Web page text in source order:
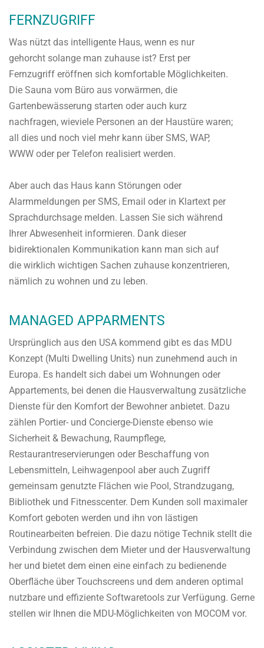
FERNZUGRIFF
Was nützt das intelligente Haus, wenn es nur
gehorcht solange man zuhause ist? Erst per
Fernzugriff eröffnen sich komfortable Möglichkeiten.
Die Sauna vom Büro aus vorwärmen, die
Gartenbewässerung starten oder auch kurz
nachfragen, wieviele Personen an der Haustüre waren;
all dies und noch viel mehr kann über SMS, WAP,
WWW oder per Telefon realisiert werden.
Aber auch das Haus kann Störungen oder
Alarmmeldungen per SMS, Email oder in Klartext per
Sprachdurchsage melden. Lassen Sie sich während
Ihrer Abwesenheit informieren. Dank dieser
bidirektionalen Kommunikation kann man sich auf
die wirklich wichtigen Sachen zuhause konzentrieren,
nämlich zu wohnen und zu leben.
MANAGED APPARMENTS
Ursprünglich aus den USA kommend gibt es das MDU
Konzept (Multi Dwelling Units) nun zunehmend auch in
Europa. Es handelt sich dabei um Wohnungen oder
Appartements, bei denen die Hausverwaltung zusätzliche
Dienste für den Komfort der Bewohner anbietet. Dazu
zählen Portier- und Concierge-Dienste ebenso wie
Sicherheit & Bewachung, Raumpflege,
Restaurantreservierungen oder Beschaffung von
Lebensmitteln, Leihwagenpool aber auch Zugriff
gemeinsam genutzte Flächen wie Pool, Strandzugang,
Bibliothek und Fitnesscenter. Dem Kunden soll maximaler
Komfort geboten werden und ihn von lästigen
Routinearbeiten befreien. Die dazu nötige Technik stellt die
Verbindung zwischen dem Mieter und der Hausverwaltung
her und bietet dem einen eine einfach zu bedienende
Oberfläche über Touchscreens und dem anderen optimal
nutzbare und effiziente Softwaretools zur Verfügung. Gerne
stellen wir Ihnen die MDU-Möglichkeiten von MOCOM vor.